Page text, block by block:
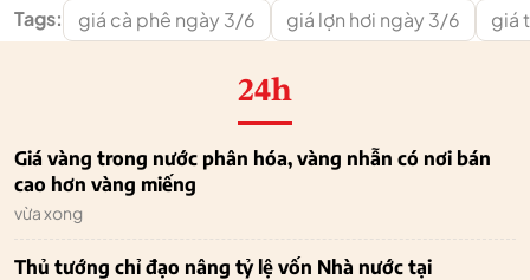
Tags: giá cà phê ngày 3/6 giá lợn hơi ngày 3/6 giá
24h
Giá vàng trong nước phân hóa, vàng nhẫn có nơi bán
cao hơn vàng miếng
vừa xong
Thủ tướng chỉ đạo nâng tỷ lệ vốn Nhà nước tại